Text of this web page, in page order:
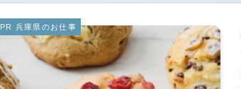
PR 兵庫県のお仕事